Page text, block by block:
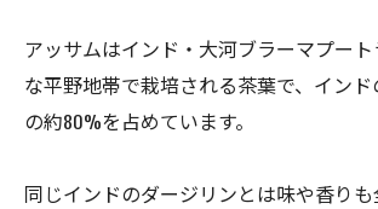
アッサムはインド・大河ブラーマプー
な平野地帯で栽培される茶葉で、イン
の約80%を占めています。
同じインドのダージリンとは味や香り